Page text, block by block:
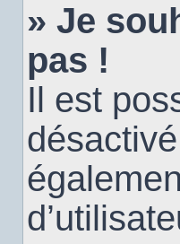
» Je
pas !
Il est